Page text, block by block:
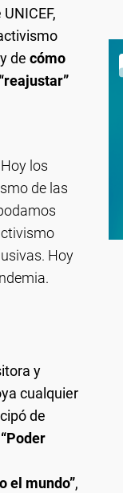
de cómo
los
de las
Hoy
y
cualquier
de
“Poder
el mundo”,